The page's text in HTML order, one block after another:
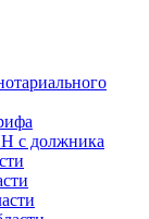
с должника